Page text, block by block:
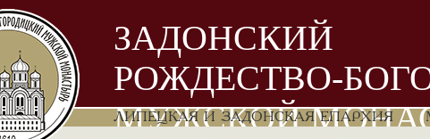
ЗАДОНСКИЙ
РОЖДЕСТВО-
МУЖСКОЙ
ЛИПЕЦКАЯ И ЗАДОНСКАЯ ЕПАРХИЯ